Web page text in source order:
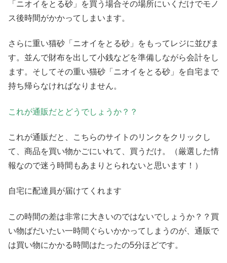
「ニオイをとる砂」を買う場合その場所にいくだけでモノ
ス後時間がかかってしまいます。
さらに重い猫砂「ニオイをとる砂」をもってレジに並びま
す。並んで財布を出して小銭などを準備しながら会計をし
ます。そしてその重い猫砂「ニオイをとる砂」を自宅まで
持ち帰らなければなりません。
これが通販だとどうでしょうか？？
これが通販だと、こちらのサイトのリンクをクリックし
て、商品を買い物かごにいれて、買うだけ。（厳選した情
報なので迷う時間もあまりとられないと思います！）
自宅に配達員が届けてくれます
この時間の差は非常に大きいのではないでしょうか？？買
い物ばだいたい一時間ぐらいかかってしまうのが、通販で
は買い物にかかる時間はたったの5分ほどです。